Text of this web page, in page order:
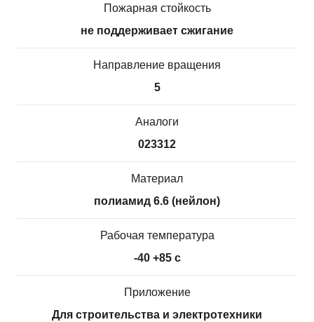
Пожарная стойкость
не поддерживает сжигание
Направление вращения
5
Аналоги
023312
Материал
полиамид 6.6 (нейлон)
Рабочая температура
-40 +85 с
Приложение
Для строительства и электротехники